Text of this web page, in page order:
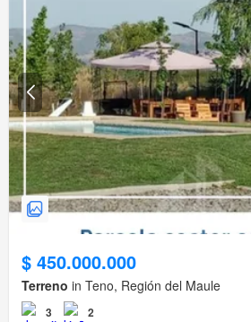
$ 450.000.000
Terreno in Teno, Región del Maule
3 2